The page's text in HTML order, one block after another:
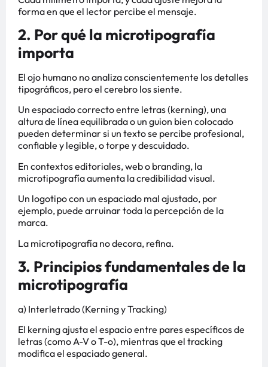
forma en que el lector percibe el mensaje.
2. Por qué la microtipografía
importa
El ojo humano no analiza conscientemente los detalles
tipográficos, pero el cerebro los siente.
Un espaciado correcto entre letras (kerning), una
altura de línea equilibrada o un guion bien colocado
pueden determinar si un texto se percibe profesional,
confiable y legible, o torpe y descuidado.
En contextos editoriales, web o branding, la
microtipografía aumenta la credibilidad visual.
Un logotipo con un espaciado mal ajustado, por
ejemplo, puede arruinar toda la percepción de la
marca.
La microtipografía no decora, refina.
3. Principios fundamentales de la
microtipografía
a) Interletrado (Kerning y Tracking)
El kerning ajusta el espacio entre pares específicos de
letras (como A-V o T-o), mientras que el tracking
modifica el espaciado general.